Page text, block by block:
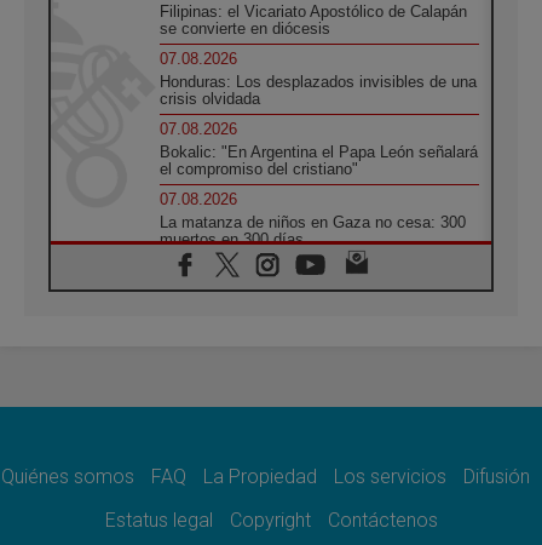
Filipinas: el Vicariato Apostólico de Calapán
se convierte en diócesis
07.08.2026
Honduras: Los desplazados invisibles de una
crisis olvidada
07.08.2026
Bokalic: "En Argentina el Papa León señalará
el compromiso del cristiano"
07.08.2026
La matanza de niños en Gaza no cesa: 300
muertos en 300 días
07.08.2026
Tagle: La guerra desfigura el mundo, solo la
como misión al servicio del Evangelio
SIGNIS 2026, dar voz a las religiosas en el
Quiénes somos FAQ La Propiedad Los servicios
Difusión
Estatus legal
Copyright Contáctenos